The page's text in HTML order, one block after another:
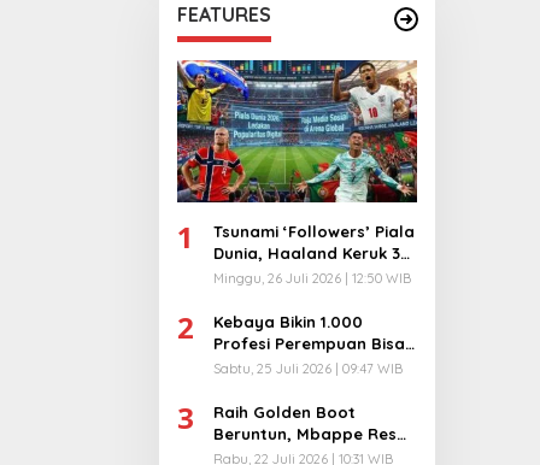
FEATURES
1
Tsunami ‘Followers’ Piala
Dunia, Haaland Keruk 32
Juta, Kiper 40 Tahun
Minggu, 26 Juli 2026 | 12:50 WIB
2
Kebaya Bikin 1.000
Profesi Perempuan Bisa
Menyatu di Arena
Sabtu, 25 Juli 2026 | 09:47 WIB
3
Raih Golden Boot
Beruntun, Mbappe Resmi
Kunci Takhta Top Skor
Rabu, 22 Juli 2026 | 10:31 WIB